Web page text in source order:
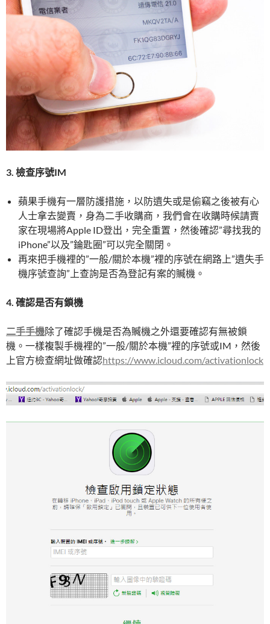
3. 檢查序號IM
蘋果手機有一層防護措施，以防遺失或是偷竊之後被有心
人士拿去變賣，身為二手收購商，我們會在收購時候請賣
家在現場將Apple ID登出，完全重置，然後確認”尋找我的
iPhone”以及”錀匙圈”可以完全關閉。
再來把手機裡的”一般/關於本機”裡的序號在網路上”遺失手
機序號查詢”上查詢是否為登記有案的贓機。
4. 確認是否有鎖機
二手手機除了確認手機是否為贓機之外還要確認有無被鎖
機。一樣複製手機裡的”一般/關於本機”裡的序號或IM，然後
上官方檢查網址做確認https://www.icloud.com/activationlock